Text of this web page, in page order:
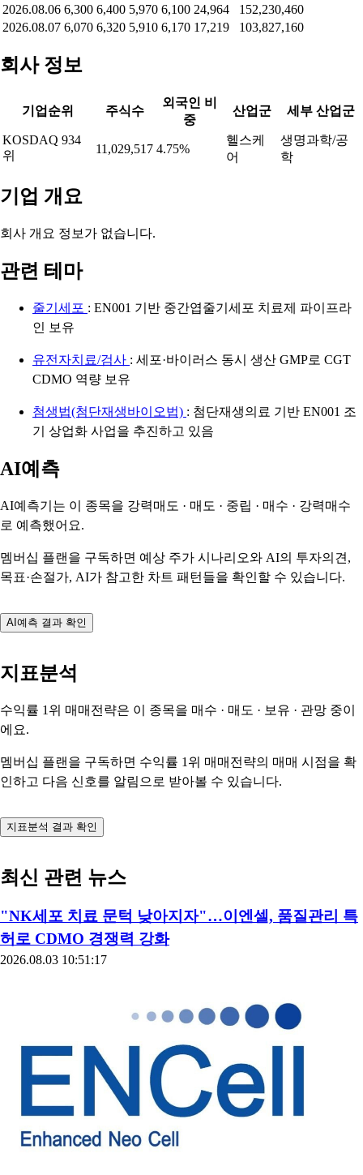
2026.08.06 6,300 6,400 5,970 6,100 24,964
152,230,460
2026.08.07 6,070 6,320 5,910 6,170 17,219 103,827,160
회사 정보
기업순위 주식수
외국인 비
중
산업군 세부 산업군
KOSDAQ 934
위
11,029,517 4.75%
헬스케
어
생명과학/공
학
기업 개요
회사 개요 정보가 없습니다.
관련 테마
줄기세포 : EN001 기반 중간엽줄기세포 치료제 파이프라
인 보유
유전자치료/검사 : 세포·바이러스 동시 생산 GMP로 CGT
CDMO 역량 보유
첨생법(첨단재생바이오법) : 첨단재생의료 기반 EN001 조
기 상업화 사업을 추진하고 있음
AI예측
AI예측기는 이 종목을 강력매도 · 매도 · 중립 · 매수 · 강력매수
로 예측했어요.
멤버십 플랜을 구독하면 예상 주가 시나리오와 AI의 투자의견,
목표·손절가, AI가 참고한 차트 패턴들을 확인할 수 있습니다.
AI예측 결과 확인
지표분석
수익률 1위 매매전략은 이 종목을 매수 · 매도 · 보유 · 관망 중이
에요.
멤버십 플랜을 구독하면 수익률 1위 매매전략의 매매 시점을 확
인하고 다음 신호를 알림으로 받아볼 수 있습니다.
지표분석 결과 확인
최신 관련 뉴스
"NK세포 치료 문턱 낮아지자"…이엔셀, 품질관리 특
허로 CDMO 경쟁력 강화
2026.08.03 10:51:17